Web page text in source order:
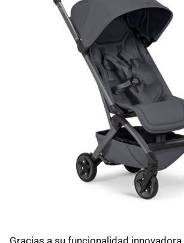
Gracias a su funcionalidad innovadora,